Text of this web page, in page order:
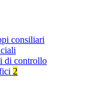
consiliari
di controllo
2